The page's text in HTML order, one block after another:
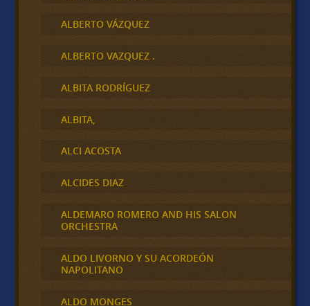
ALBERTO VÁZQUEZ
ALBERTO VAZQUEZ .
ALBITA RODRÍGUEZ
ALBITA,
ALCI ACOSTA
ALCIDES DIAZ
ALDEMARO ROMERO AND HIS SALON
ORCHESTRA
ALDO LIVORNO Y SU ACORDEÓN
NAPOLITANO
ALDO MONGES